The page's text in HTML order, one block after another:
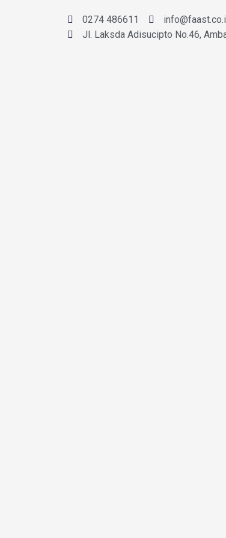
0274 486611
Jl. Laksda Adisucipto No.46,